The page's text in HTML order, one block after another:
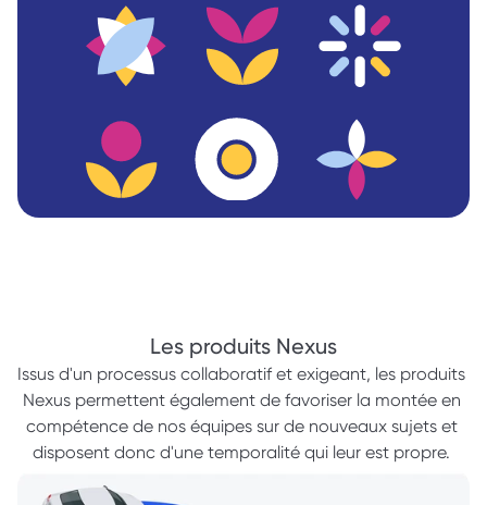
Les produits Nexus
Issus d'un processus collaboratif et exigeant, les produits
Nexus permettent également de favoriser la montée en
compétence de nos équipes sur de nouveaux sujets et
disposent donc d'une temporalité qui leur est propre.